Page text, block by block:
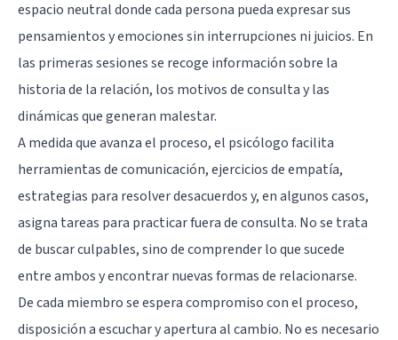
espacio neutral donde cada persona pueda expresar sus
pensamientos y emociones sin interrupciones ni juicios. En
las primeras sesiones se recoge información sobre la
historia de la relación, los motivos de consulta y las
dinámicas que generan malestar.
A medida que avanza el proceso, el psicólogo facilita
herramientas de comunicación, ejercicios de empatía,
estrategias para resolver desacuerdos y, en algunos casos,
asigna tareas para practicar fuera de consulta. No se trata
de buscar culpables, sino de comprender lo que sucede
entre ambos y encontrar nuevas formas de relacionarse.
De cada miembro se espera compromiso con el proceso,
disposición a escuchar y apertura al cambio. No es necesario